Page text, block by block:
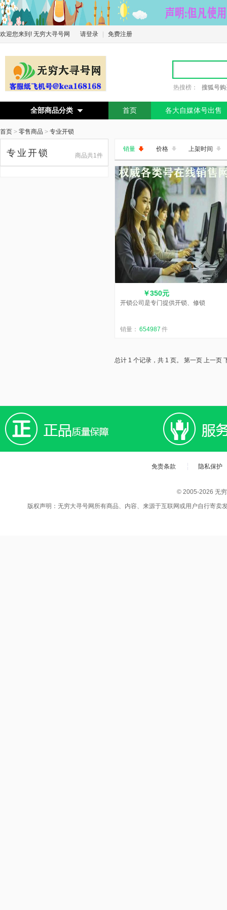
欢迎您来到! 无穷大寻号网 请登录 免费注册
热搜榜： 搜狐号
全部商品分类  首页 各大自媒体号出售
首页 > 零售商品 > 专业开锁
专业开锁 商品共1件
销量 价格 上架时间
￥350元
开锁公司是专门提供开锁、修锁
销量： 654987 件
总计 1 个记录，共 1 页。 第一页 上一页
免责条款 隐私保护
© 2005-2026 无
版权声明：无穷大寻号网所有商品、内容、来源于互联网或用户自行寄卖